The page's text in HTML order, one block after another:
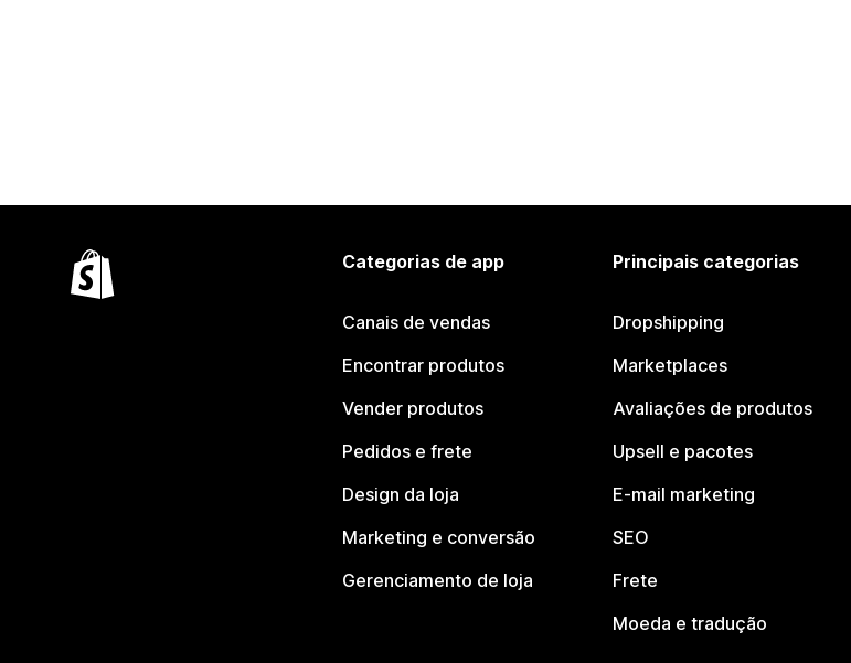
Categorias de app
Canais de vendas
Encontrar produtos
Vender produtos
Pedidos e frete
Design da loja
Marketing e conversão
Gerenciamento de loja
Principais categorias
Dropshipping
Marketplaces
Avaliações de produtos
Upsell e pacotes
E-mail marketing
SEO
Frete
Moeda e tradução